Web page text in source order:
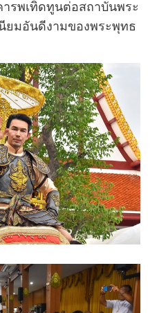
ารพเทิดทูนต่อสถาบันพระ
ยมอันดีงามของพระพุทธ